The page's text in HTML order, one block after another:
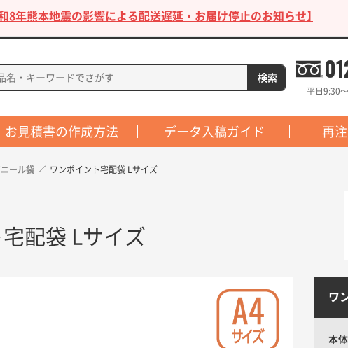
和8年熊本地震の影響による配送遅延・お届け停止のお知らせ】
平日9:30
お見積書の作成方法 データ入稿ガイド 再
ール袋 ワンポイント宅配袋 Lサイズ
配袋 Lサイズ
ワ
本